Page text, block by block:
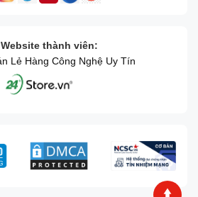
Website thành viên:
Lẻ Hàng Công Nghệ Uy Tín